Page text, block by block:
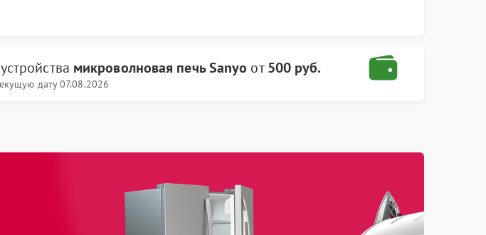
микроволновая печь Sanyo от500 руб.
дату 07.08.2026